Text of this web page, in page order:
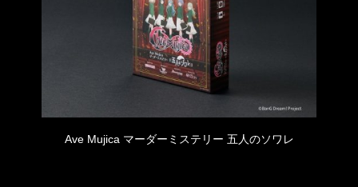
Ave Mujica マーダーミステリー 五人のソワレ